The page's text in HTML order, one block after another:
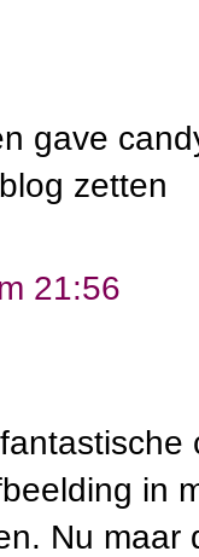
gave
zetten
21:56
in
Nu maar